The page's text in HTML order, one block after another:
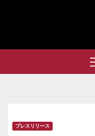
プレスリリース